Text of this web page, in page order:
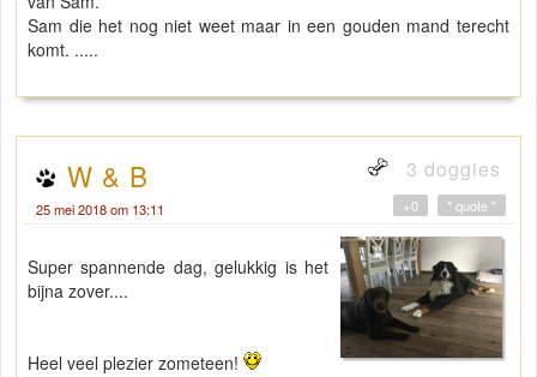
Sam die het nog niet weet maar in een gouden mand terecht
komt. .....
W & B 3 doggies
25 mei 2018 om 13:11 " quote "
+0
Super spannende dag, gelukkig is het
bijna zover....
Heel veel plezier zometeen!